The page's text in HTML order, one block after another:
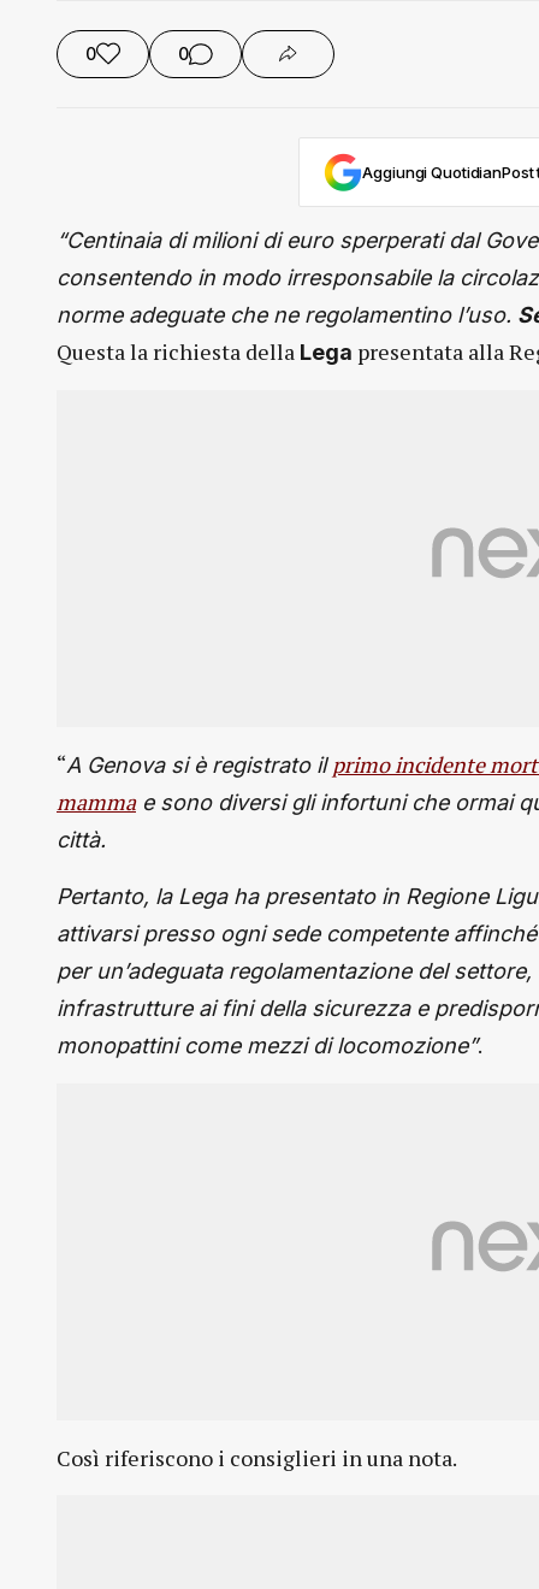
0 0
Aggiungi
“Centinaia di milioni di euro sperperati dal
consentendo in modo irresponsabile la
norme adeguate che ne regolamentino l’uso.
Questa la richiesta della Lega presentata alla
“A Genova si è registrato ilprimo incidente
mammae sono diversi gli infortuni che ormai
città.
Pertanto, la Lega ha presentato in Regione
attivarsi presso ogni sede competente
per un’adeguata regolamentazione del
infrastrutture ai fini della sicurezza e
monopattini come mezzi di locomozione”.
Così riferiscono i consiglieri in una nota.